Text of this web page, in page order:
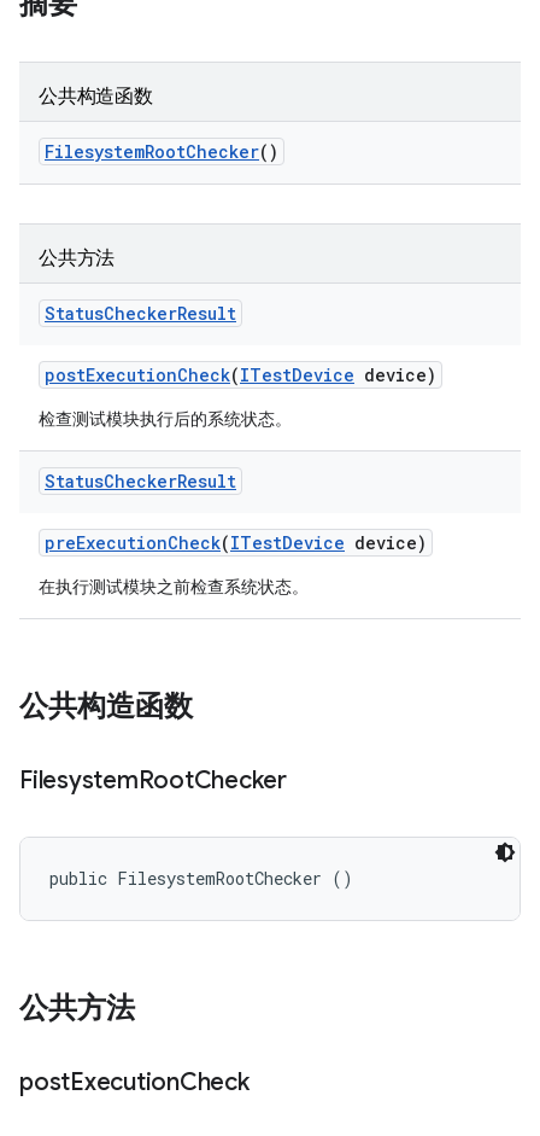
公共构造函数
FilesystemRootChecker()
公共方法
StatusCheckerResult
postExecutionCheck(ITestDevice device)
检查测试模块执行后的系统状态。
StatusCheckerResult
preExecutionCheck(ITestDevice device)
在执行测试模块之前检查系统状态。
公共构造函数
FilesystemRootChecker
public FilesystemRootChecker ()
公共方法
postExecutionCheck